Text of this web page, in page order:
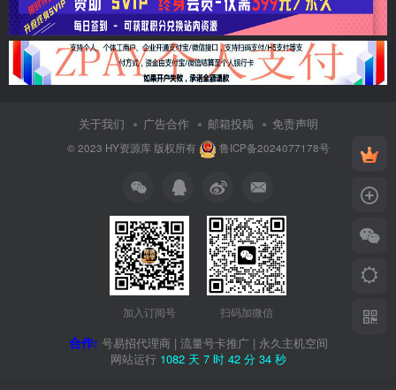
关于我们 广告合作 邮箱投稿 免责声明
© 2023 HY资源库版权所有 鲁ICP备2024077178号
加入订阅号 扫码加微信
合作: 号易招代理商 | 流量号卡推广| 永久主机空间
网站运行 1082 天 7 时 42 分 35 秒